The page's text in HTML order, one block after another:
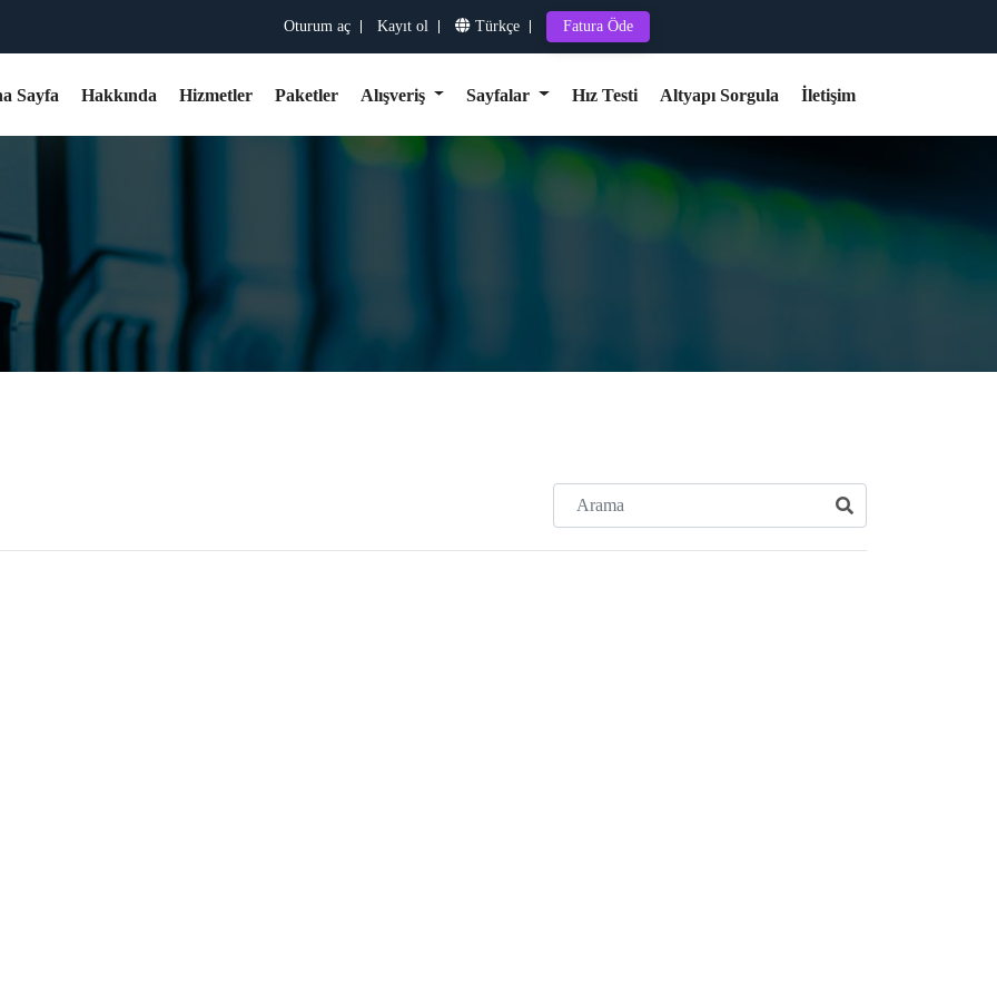
Oturum aç Kayıt ol Türkçe Fatura Öde
Sayfa Hakkında Hizmetler Paketler Alışveriş Sayfalar Hız Testi Altyapı Sorgula İletişim